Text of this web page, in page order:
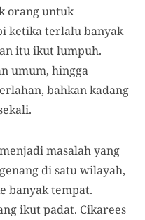
orang untuk
ketika terlalu banyak
itu ikut lumpuh.
umum, hingga
bahkan kadang
masalah yang
di satu wilayah,
banyak tempat.
ikut padat. Cikarees